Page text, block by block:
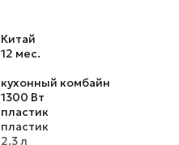
Китай
12 мес.
кухонный комбайн
1300 Вт
пластик
пластик
2.3 л